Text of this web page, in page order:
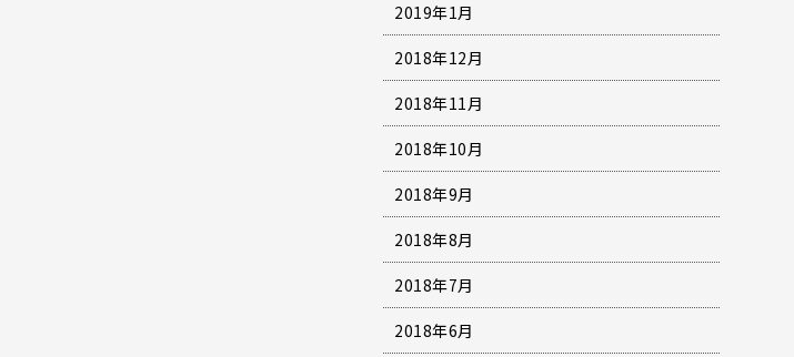
2019年1月
2018年12月
2018年11月
2018年10月
2018年9月
2018年8月
2018年7月
2018年6月